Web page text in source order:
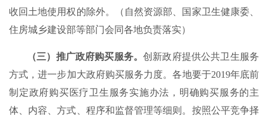
收回土地使用权的除外。（自然资源部、国家卫生健康委、
住房城乡建设部等部门会同各地负责落实）
（三）推广政府购买服务。创新政府提供公共卫生服务
方式，进一步加大政府购买服务力度。各地要于2019年底前
制定政府购买医疗卫生服务实施办法，明确购买服务的主
体、内容、方式、程序和监督管理等细则。按照公平竞争择